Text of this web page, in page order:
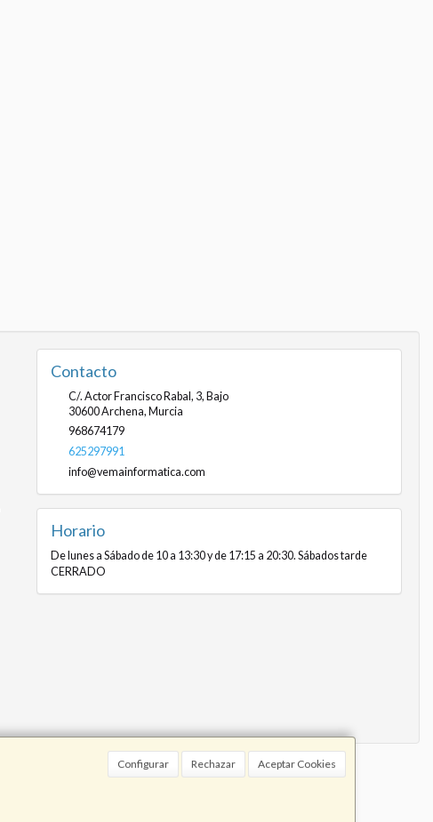
Configurar Rechazar Aceptar Cookies
Contacto
C/. Actor Francisco Rabal, 3, Bajo
30600Archena, Murcia
968674179
625297991
info@vemainformatica.com
Horario
De lunes a Sábado de 10 a 13:30 y de 17:15 a 20:30. Sábados tarde
CERRADO